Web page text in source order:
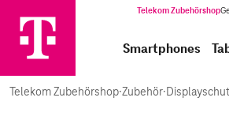
Telekom Zubehörshop
Smartphones
Telekom Zubehörshop·Zubehör·